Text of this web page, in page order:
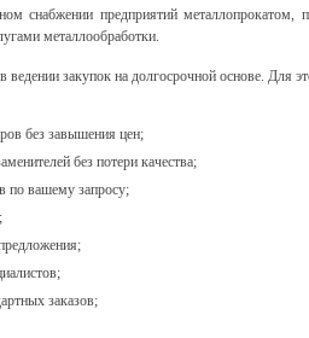
снабжении предприятий
металлообработки.
ведении закупок на долгосрочной основе. Для
без завышения цен;
без потери качества;
по вашему запросу;
заказов;